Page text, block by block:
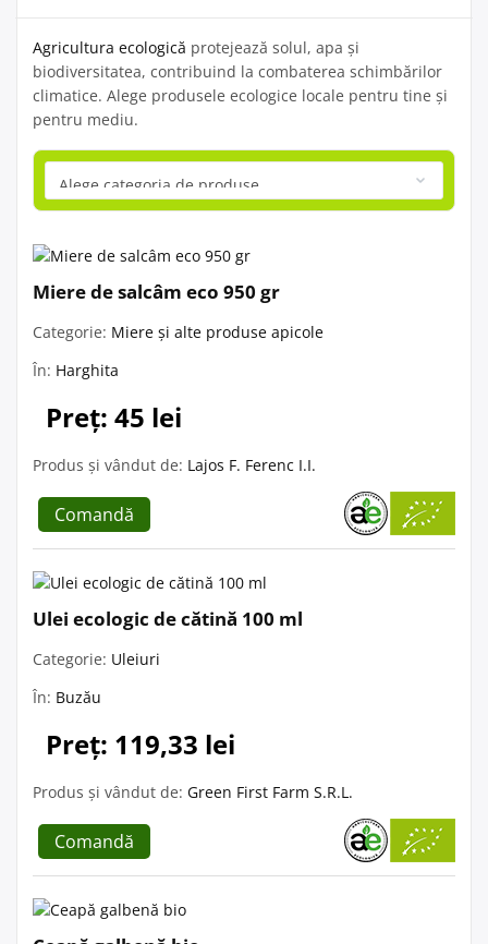
Agricultura ecologică protejează solul, apa și
biodiversitatea, contribuind la combaterea schimbărilor
climatice. Alege produsele ecologice locale pentru tine și
pentru mediu.
Miere de salcâm eco 950 gr
Categorie: Miere și alte produse apicole
În: Harghita
Preț: 45 lei
Produs și vândut de: Lajos F. Ferenc I.I.
Comandă
Ulei ecologic de cătină 100 ml
Categorie: Uleiuri
În: Buzău
Preț: 119,33 lei
Produs și vândut de: Green First Farm S.R.L.
Comandă